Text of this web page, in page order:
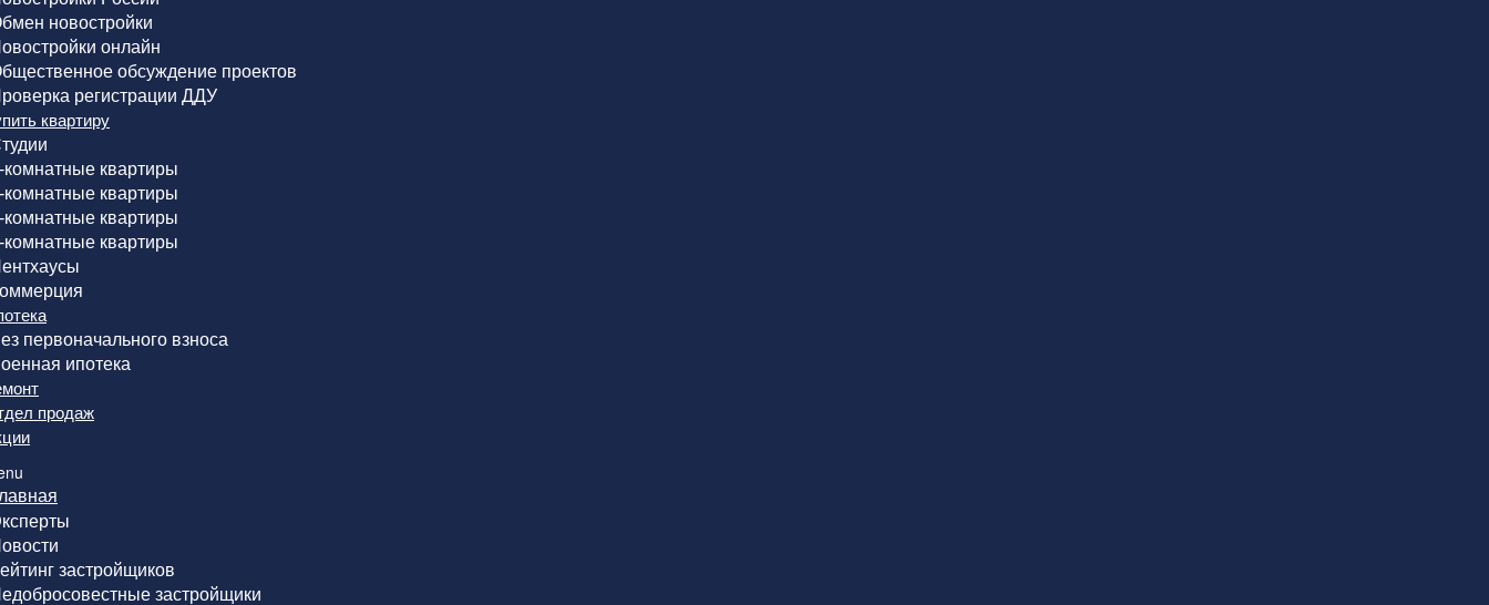
новостройки
онлайн
обсуждение проектов
регистрации ДДУ
квартиру
комнатные квартиры
комнатные квартиры
комнатные квартиры
комнатные квартиры
первоначального взноса
ипотека
продаж
застройщиков
застройщики